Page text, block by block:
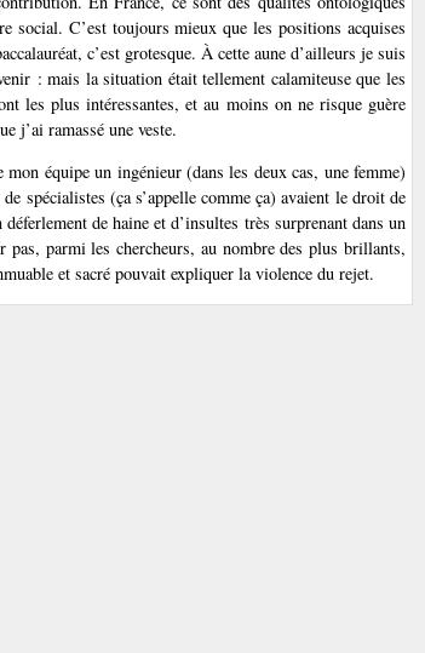
social. C’est toujours mieux que les positions acquises
c’est grotesque. À cette aune d’ailleurs je suis
: mais la situation était tellement calamiteuse que les
les plus intéressantes, et au moins on ne risque guère
j’ai ramassé une veste.
équipe un ingénieur (dans les deux cas, une femme)
spécialistes (ça s’appelle comme ça) avaient le droit de
de haine et d’insultes très surprenant dans un
parmi les chercheurs, au nombre des plus brillants,
et sacré pouvait expliquer la violence du rejet.